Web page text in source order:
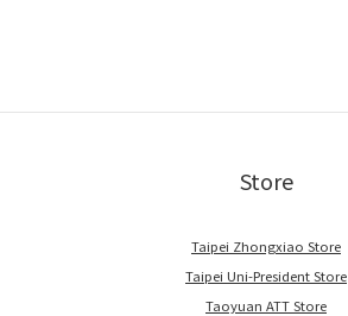
Store
Taipei Zhongxiao Store
Taipei Uni-President Store
Taoyuan ATT Store